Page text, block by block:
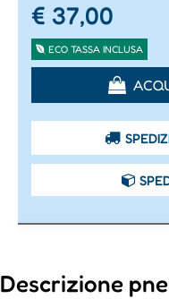
€ 37,00
ECO TASSA INCLUSA
Descrizione